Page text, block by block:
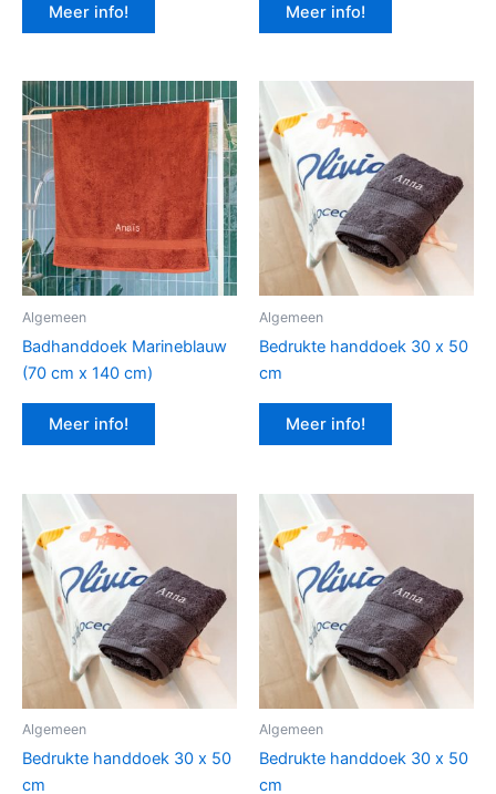
Meer info! Meer info!
Algemeen
Badhanddoek Marineblauw
(70 cm x 140 cm)
Meer info!
Algemeen
Bedrukte handdoek 30 x 50
cm
Meer info!
Algemeen
Bedrukte handdoek 30 x 50
cm
Algemeen
Bedrukte handdoek 30 x 50
cm